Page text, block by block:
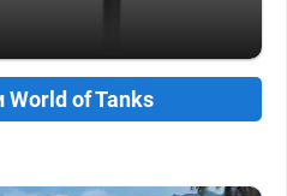
World of Tanks